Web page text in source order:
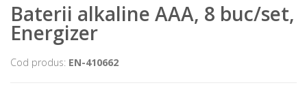
Baterii alkaline AAA, 8 buc/set,
Energizer
Cod produs: EN-410662